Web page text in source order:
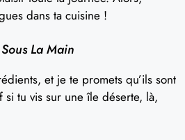
dans ta cuisine !
La Main
et je te promets qu’ils sont
si tu vis sur une île déserte, là,